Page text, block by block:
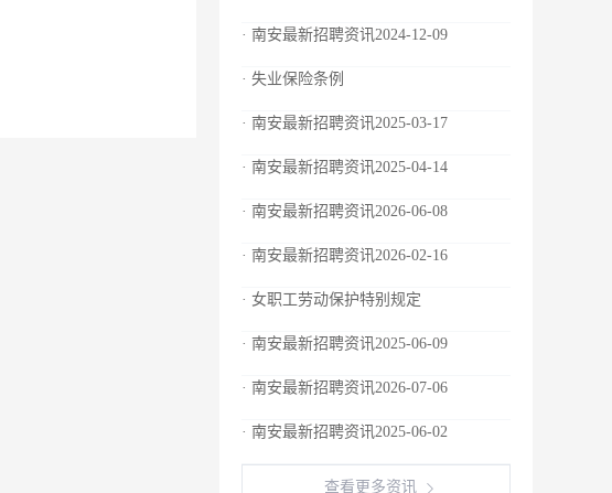
· 南安最新招聘资讯2024-12-09
· 失业保险条例
· 南安最新招聘资讯2025-03-17
· 南安最新招聘资讯2025-04-14
· 南安最新招聘资讯2026-06-08
· 南安最新招聘资讯2026-02-16
· 女职工劳动保护特别规定
· 南安最新招聘资讯2025-06-09
· 南安最新招聘资讯2026-07-06
· 南安最新招聘资讯2025-06-02
查看更多资讯